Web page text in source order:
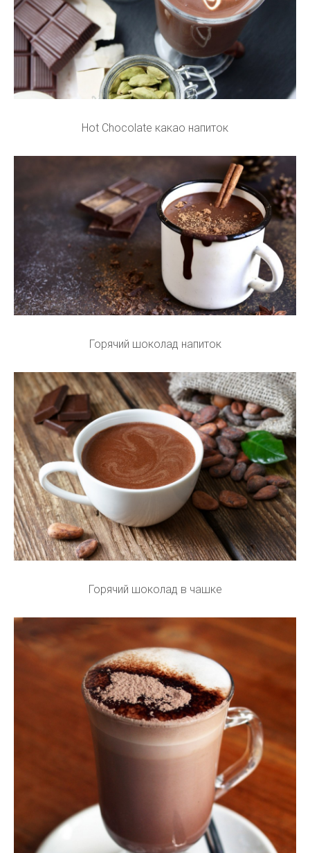
Hot Chocolate какао напиток
Горячий шоколад напиток
Горячий шоколад в чашке